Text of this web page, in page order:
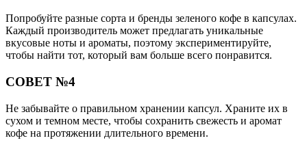
Попробуйте разные сорта и бренды зеленого кофе в капсулах.
Каждый производитель может предлагать уникальные
вкусовые ноты и ароматы, поэтому экспериментируйте,
чтобы найти тот, который вам больше всего понравится.
СОВЕТ №4
Не забывайте о правильном хранении капсул. Храните их в
сухом и темном месте, чтобы сохранить свежесть и аромат
кофе на протяжении длительного времени.